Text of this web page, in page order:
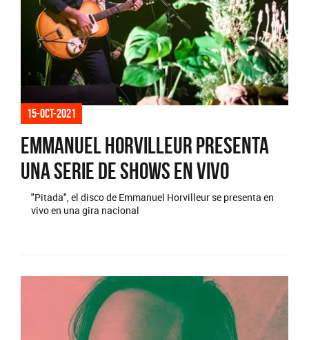
15-oct-2021
Emmanuel Horvilleur presenta
una serie de shows en vivo
"Pitada", el disco de Emmanuel Horvilleur se presenta en
vivo en una gira nacional